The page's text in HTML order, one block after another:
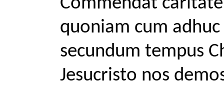
quoniam cum
secundum tempus
Jesucristo nos